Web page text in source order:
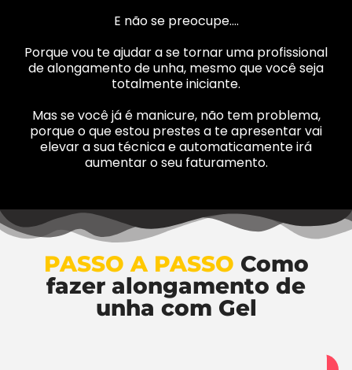
E não se preocupe….
Porque vou te ajudar a se tornar uma profissional
de alongamento de unha, mesmo que você seja
totalmente iniciante.
Mas se você já é manicure, não tem problema,
porque o que estou prestes a te apresentar vai
elevar a sua técnica e automaticamente irá
aumentar o seu faturamento.
PASSO A PASSO Como
fazer alongamento de
unha com Gel